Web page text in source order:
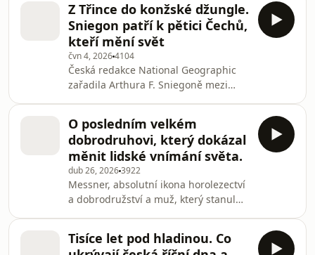
vyvarovat při učení. Řeč je i o tom,
proč nás sociální sítě tak vtahují a jak
se jim bránit.
Z Třince do konžské džungle.
Sniegon patří k pětici Čechů,
kteří mění svět
čvn 4, 20264104
Česká redakce National Geographic
zařadila Arthura F. Sniegoně mezi
National Geographic si s ním fotograf
přírody Petr Slavík povídal o střetech
při zabavování kontrabandu po boku
sítě EAGLE i o plánech jeho spolku
Save-Elephants.
O posledním velkém
dobrodruhovi, který dokázal
měnit lidské vnímání světa.
dub 26, 20263922
Messner, absolutní ikona horolezectví
a dobrodružství a muž, který stanul
těžko vyčerpatelným – tématem
Tisíce let pod hladinou. Co